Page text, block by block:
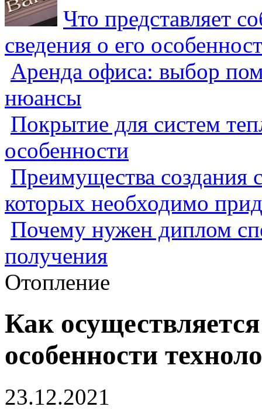
Что представляет
сведения о его
Аренда офиса: выбор
нюансы
Покрытие для систем
особенности
Преимущества создания
которых необходимо
Почему нужен диплом
получения
Отопление
Как
особенности
23.12.2021